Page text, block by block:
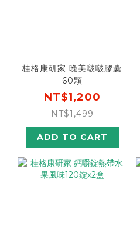
桂格康研家 晚美啵啵膠囊
60顆
NT$1,200
NT$1,499
ADD TO CART